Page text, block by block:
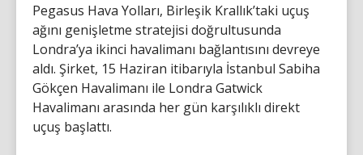
Pegasus Hava Yolları, Birleşik Krallık’taki uçuş
ağını genişletme stratejisi doğrultusunda
Londra’ya ikinci havalimanı bağlantısını devreye
aldı. Şirket, 15 Haziran itibarıyla İstanbul Sabiha
Gökçen Havalimanı ile Londra Gatwick
Havalimanı arasında her gün karşılıklı direkt
uçuş başlattı.